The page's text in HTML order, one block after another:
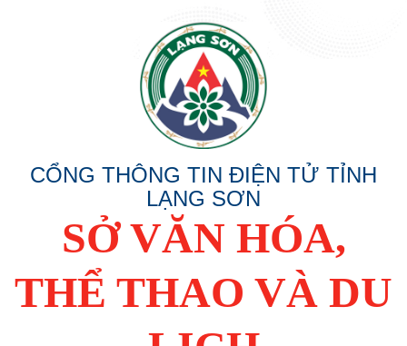
CỔNG THÔNG TIN ĐIỆN TỬ TỈNH
LẠNG SƠN
SỞ VĂN HÓA,
THỂ THAO VÀ DU